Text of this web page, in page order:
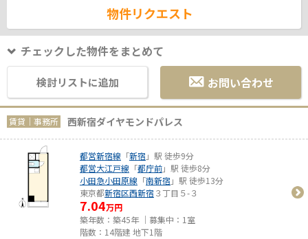
物件リクエスト
チェックした物件をまとめて
検討リストに追加 お問い合わせ
賃貸｜事務所 西新宿ダイヤモンドパレス
都営新宿線 「新宿 」駅 徒歩9分
都営大江戸線 「都庁前」駅 徒歩8分
小田急小田原線 「南新宿 」駅 徒歩13分
東京都新宿区西新宿 ３丁目５-３
7.04万円
築年数：築45年 ｜募集中： 1室
階数：14階建 地下1階